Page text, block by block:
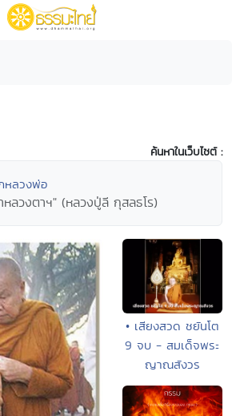
ค้นหาในเว็บไซต์ :
หลวงพ่อ
หลวงตาฯ" (หลวงปู่ลี กุสลธโร)
• เสียงสวด ชยันโต
9 จบ - สมเด็จพระ
ญาณสังวร